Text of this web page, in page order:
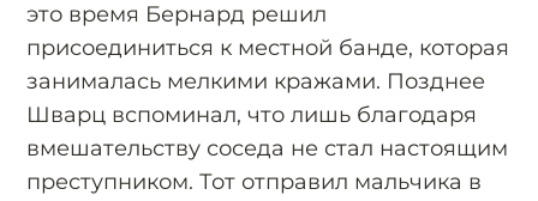
это время Бернард решил
присоединиться к местной банде, которая
занималась мелкими кражами. Позднее
Шварц вспоминал, что лишь благодаря
вмешательству соседа не стал настоящим
преступником. Тот отправил мальчика в